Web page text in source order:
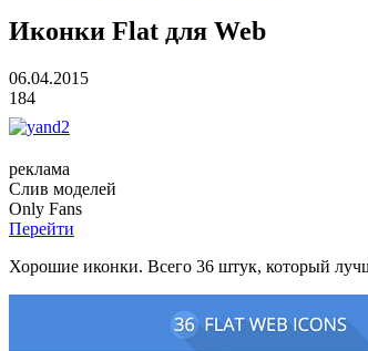
Иконки Flat для Web
06.04.2015
184
реклама
Слив моделей
Only Fans
Перейти
Хорошие иконки. Всего 36 штук, который